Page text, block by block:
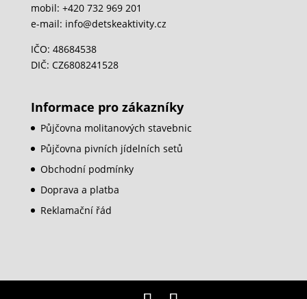
mobil: +420 732 969 201
e-mail: info@detskeaktivity.cz
IČO: 48684538
DIČ: CZ6808241528
Informace pro zákazníky
Půjčovna molitanových stavebnic
Půjčovna pivních jídelních setů
Obchodní podmínky
Doprava a platba
Reklamační řád